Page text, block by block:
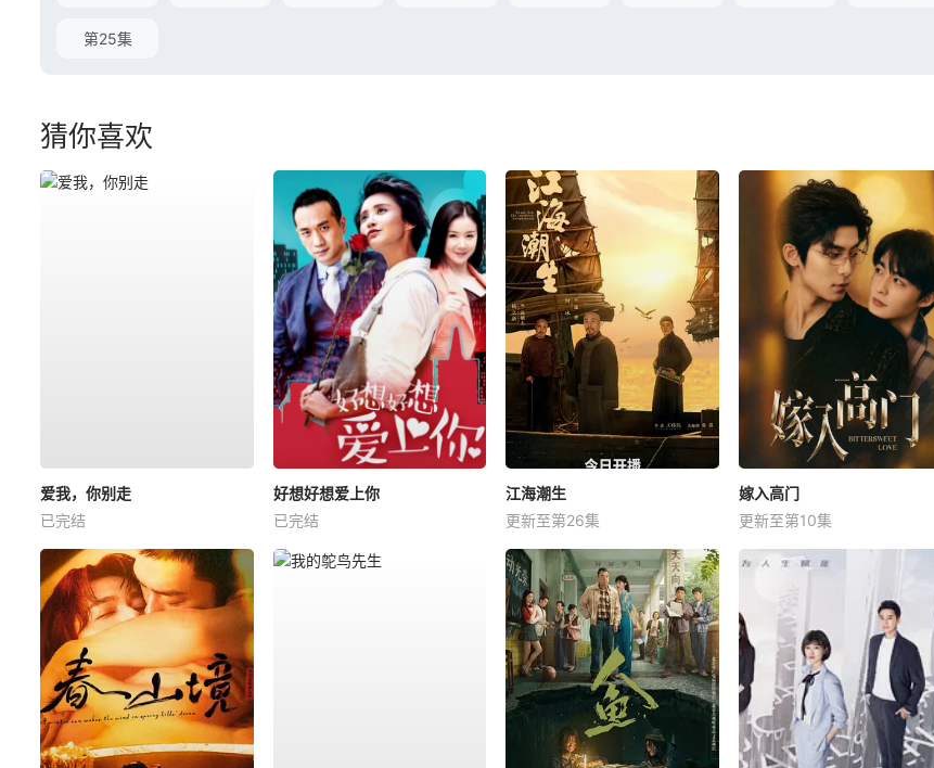
第25集
猜你喜欢
爱我，你别走
已完结
好想好想爱上你
已完结
江海潮生
更新至第26集
嫁入高门
更新至第10集